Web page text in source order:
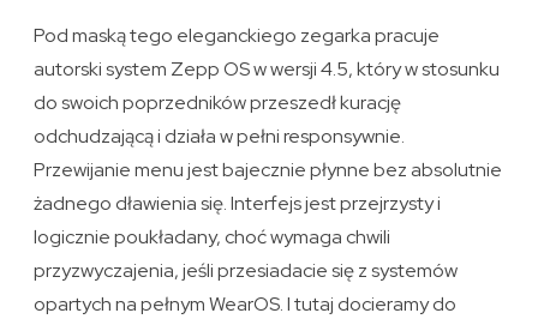
Pod maską tego eleganckiego zegarka pracuje
autorski system Zepp OS w wersji 4.5, który w stosunku
do swoich poprzedników przeszedł kurację
odchudzającą i działa w pełni responsywnie.
Przewijanie menu jest bajecznie płynne bez absolutnie
żadnego dławienia się. Interfejs jest przejrzysty i
logicznie poukładany, choć wymaga chwili
przyzwyczajenia, jeśli przesiadacie się z systemów
opartych na pełnym WearOS. I tutaj docieramy do